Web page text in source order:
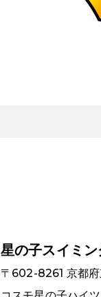
星の子スイミ
〒602-8261 京都